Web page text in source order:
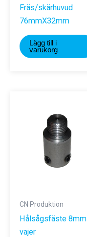
Fräs/skärhuvud
76mmX32mm
Lägg till i
varukorg
CN Produktion
Hålsågsfäste 8mm
vajer